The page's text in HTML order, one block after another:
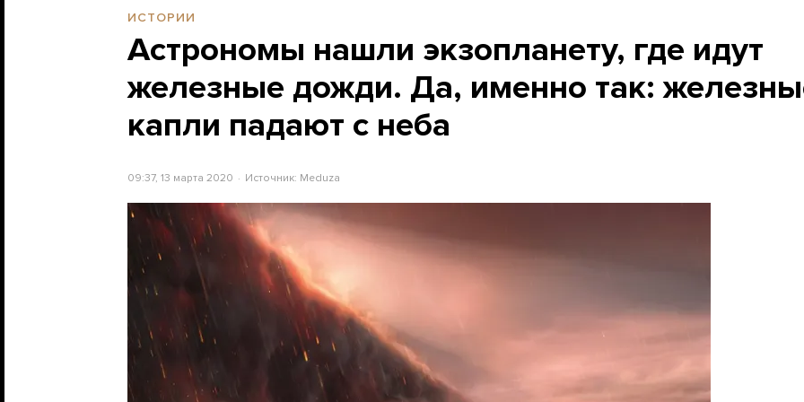
ИСТОРИИ
Астрономы нашли экзопланету, где идут
железные дожди. Да, именно так:
капли падают с неба
09:37, 13 марта 2020 Источник: Meduza